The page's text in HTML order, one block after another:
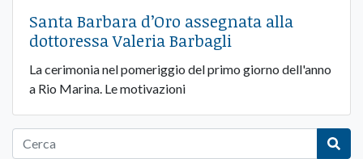
Santa Barbara d’Oro assegnata alla
dottoressa Valeria Barbagli
La cerimonia nel pomeriggio del primo giorno dell'anno
a Rio Marina. Le motivazioni